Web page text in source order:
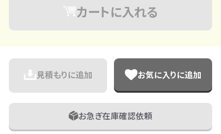
カートに入れる
見積もりに追加 お気に入りに追加
お急ぎ在庫確認依頼